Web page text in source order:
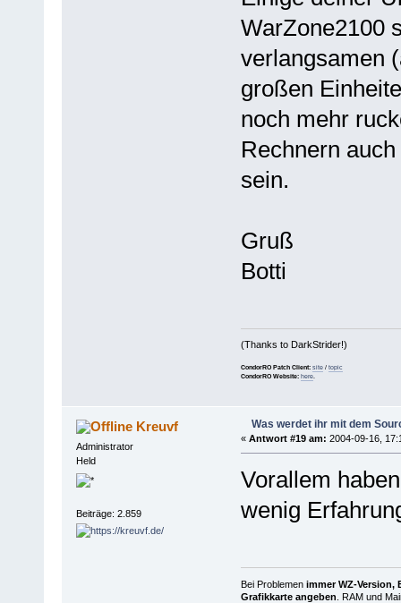
WarZone2100
verlangsamen
großen
noch mehr
Rechnern
sein.
Gruß
Botti
(Thanks to DarkStrider!)
CondorRO Patch Client: site/ topic
CondorRO Website: here.
Kreuvf
Administrator
Held
Beiträge: 2.859
Was werdet ihr mit dem
« Antwort #19 am: 2004-09-16,
Vorallem
wenig
Bei Problemen immer WZ-Version,
Grafikkarte angeben . RAM und